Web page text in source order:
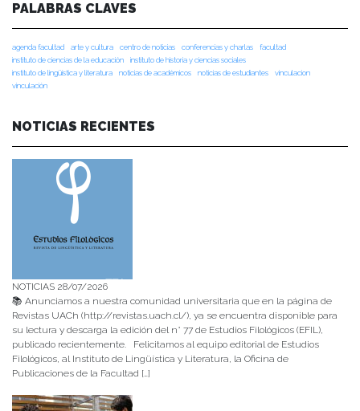
PALABRAS CLAVES
agenda facultad arte y cultura centro de noticias conferencias y charlas
facultad
instituto de ciencias de la educación
instituto de historia y ciencias sociales
instituto de lingüística y literatura
noticias de académicos noticias de estudiantes
vinculacion
vinculación
NOTICIAS RECIENTES
NOTICIAS 28/07/2026
📚 Anunciamos a nuestra comunidad universitaria que en la página de
Revistas UACh (http://revistas.uach.cl/), ya se encuentra disponible para
su lectura y descarga la edición del n° 77 de Estudios Filológicos (EFIL),
publicado recientemente. Felicitamos al equipo editorial de Estudios
Filológicos, al Instituto de Lingüística y Literatura, la Oficina de
Publicaciones de la Facultad […]